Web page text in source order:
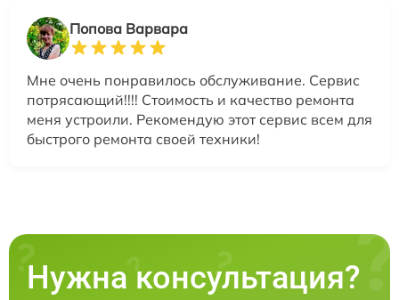
Попова Варвара
Мне очень понравилось обслуживание. Сервис
потрясающий!!!! Стоимость и качество ремонта
меня устроили. Рекомендую этот сервис всем для
быстрого ремонта своей техники!
Нужна консультация?